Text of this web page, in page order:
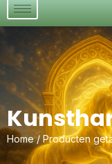
Home/ Producten